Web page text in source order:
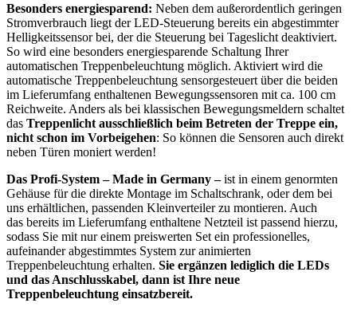
Besonders energiesparend: Neben dem außerordentlich geringen
Stromverbrauch liegt der LED-Steuerung bereits ein abgestimmter
Helligkeitssensor bei, der die Steuerung bei Tageslicht deaktiviert.
So wird eine besonders energiesparende Schaltung Ihrer
automatischen Treppenbeleuchtung möglich. Aktiviert wird die
automatische Treppenbeleuchtung sensorgesteuert über die beiden
im Lieferumfang enthaltenen Bewegungssensoren mit ca. 100 cm
Reichweite. Anders als bei klassischen Bewegungsmeldern schaltet
das Treppenlicht ausschließlich beim Betreten der Treppe ein,
nicht schon im Vorbeigehen: So können die Sensoren auch direkt
neben Türen moniert werden!
Das Profi-System – Made in Germany –ist in einem genormten
Gehäuse für die direkte Montage im Schaltschrank, oder dem bei
uns erhältlichen, passenden Kleinverteiler zu montieren. Auch
das bereits im Lieferumfang enthaltene Netzteil ist passend hierzu,
sodass Sie mit nur einem preiswerten Set ein professionelles,
aufeinander abgestimmtes System zur animierten
Treppenbeleuchtung erhalten. Sie ergänzen lediglich die LEDs
und das Anschlusskabel, dann ist Ihre neue
Treppenbeleuchtung einsatzbereit.